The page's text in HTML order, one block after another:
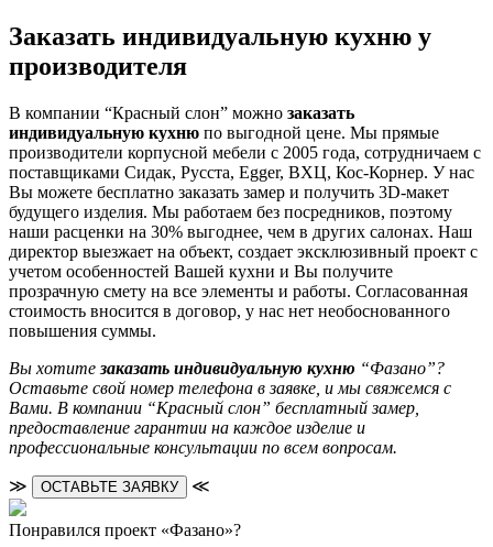
Заказать индивидуальную кухню у
производителя
В компании “Красный слон” можно заказать
индивидуальную кухню по выгодной цене. Мы прямые
производители корпусной мебели с 2005 года, сотрудничаем с
поставщиками Сидак, Русста, Egger, ВХЦ, Кос-Корнер. У нас
Вы можете бесплатно заказать замер и получить 3D-макет
будущего изделия. Мы работаем без посредников, поэтому
наши расценки на 30% выгоднее, чем в других салонах. Наш
директор выезжает на объект, создает эксклюзивный проект с
учетом особенностей Вашей кухни и Вы получите
прозрачную смету на все элементы и работы. Согласованная
стоимость вносится в договор, у нас нет необоснованного
повышения суммы.
Вы хотите заказать индивидуальную кухню “Фазано”?
Оставьте свой номер телефона в заявке, и мы свяжемся с
Вами. В компании “Красный слон” бесплатный замер,
предоставление гарантии на каждое изделие и
профессиональные консультации по всем вопросам.
≫ ОСТАВЬТЕ ЗАЯВКУ ≪
Понравился проект «Фазано»?